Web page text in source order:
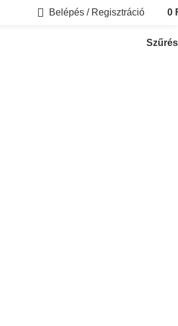
Belépés / Regisztráció 0
Szűrés